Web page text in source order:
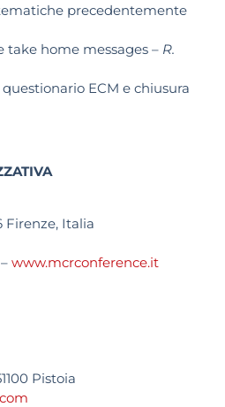
precedentemente
take home messages – R.
ECM e chiusura
Firenze, Italia
– www.mcrconference.it
Pistoia